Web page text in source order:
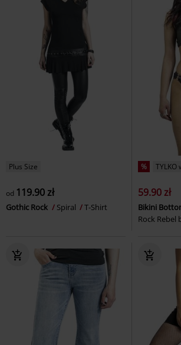
Plus Size
od 119.90 zł
Gothic Rock Spiral T-Shirt
% TYLKO
59.90 zł
Bikini
Rock Rebel